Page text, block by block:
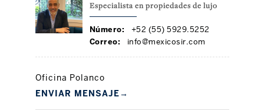
Especialista en propiedades de lujo
Número:
+52 (55) 5929.5252
Correo:
info@mexicosir.com
Oficina Polanco
ENVIAR MENSAJE→